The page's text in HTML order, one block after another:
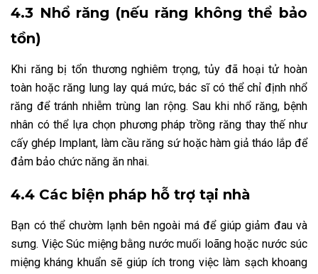
4.3 Nhổ răng (nếu răng không thể bảo
tồn)
Khi răng bị tổn thương nghiêm trọng, tủy đã hoại tử hoàn
toàn hoặc răng lung lay quá mức, bác sĩ có thể chỉ định nhổ
răng để tránh nhiễm trùng lan rộng. Sau khi nhổ răng, bệnh
nhân có thể lựa chọn phương pháp trồng răng thay thế như
cấy ghép Implant, làm cầu răng sứ hoặc hàm giả tháo lắp để
đảm bảo chức năng ăn nhai.
4.4 Các biện pháp hỗ trợ tại nhà
Bạn có thể chườm lạnh bên ngoài má để giúp giảm đau và
sưng. Việc Súc miệng bằng nước muối loãng hoặc nước súc
miệng kháng khuẩn sẽ giúp ích trong việc làm sạch khoang